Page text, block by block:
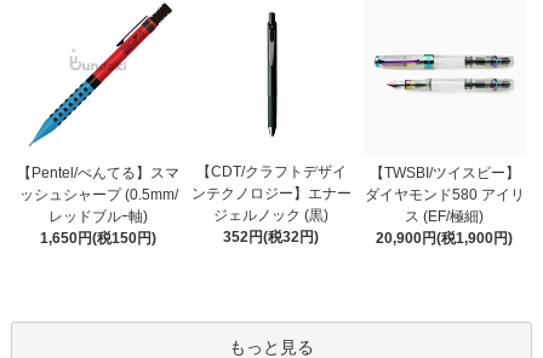
【Pentel/ぺんてる】スマ
ッシュシャープ (0.5mm/
レッドブルｰ軸)
1,650円(税150円)
【CDT/クラフトデザイ
ンテクノロジー】エナー
ジェルノック (黒)
352円(税32円)
【TWSBI/ツイスビー】
ダイヤモンド580 アイリ
ス (EF/極細)
20,900円(税1,900円)
もっと見る